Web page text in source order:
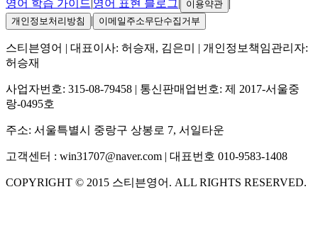
영어 학습 가이드|영어 표현 블로그| 이용약관 |
개인정보처리방침 | 이메일주소무단수집거부
스티븐영어 | 대표이사: 허승재, 김은미
| 개인정보책임관리자:
허승재
사업자번호: 315-08-79458 | 통신판매업번호: 제 2017-서울중
랑-0495호
주소: 서울특별시 중랑구 상봉로 7, 서일타운
고객센터 : win31707@naver.com | 대표번호 010-9583-1408
COPYRIGHT © 2015 스티븐영어 . ALL RIGHTS RESERVED.